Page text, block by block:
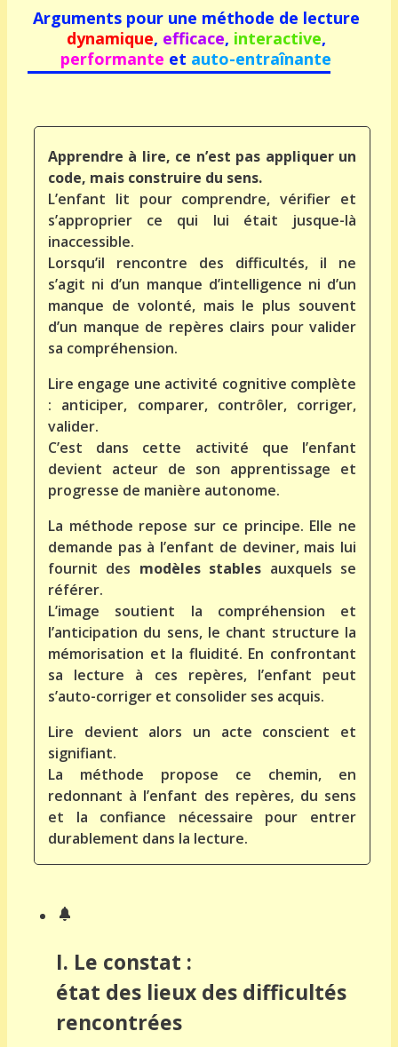
Arguments pour une méthode de lecture
dynamique, efficace, interactive,
performante et auto-entraînante
Apprendre à lire, ce n’est pas appliquer un
code, mais construire du sens.
L’enfant lit pour comprendre, vérifier et
s’approprier ce qui lui était jusque-là
inaccessible.
Lorsqu’il rencontre des difficultés, il ne
s’agit ni d’un manque d’intelligence ni d’un
manque de volonté, mais le plus souvent
d’un manque de repères clairs pour valider
sa compréhension.
Lire engage une activité cognitive complète
: anticiper, comparer, contrôler, corriger,
valider.
C’est dans cette activité que l’enfant
devient acteur de son apprentissage et
progresse de manière autonome.
La méthode repose sur ce principe. Elle ne
demande pas à l’enfant de deviner, mais lui
fournit des modèles stables auxquels se
référer.
L’image soutient la compréhension et
l’anticipation du sens, le chant structure la
mémorisation et la fluidité. En confrontant
sa lecture à ces repères, l’enfant peut
s’auto-corriger et consolider ses acquis.
Lire devient alors un acte conscient et
signifiant.
La méthode propose ce chemin, en
redonnant à l’enfant des repères, du sens
et la confiance nécessaire pour entrer
durablement dans la lecture.
I. Le constat :
état des lieux des difficultés
rencontrées